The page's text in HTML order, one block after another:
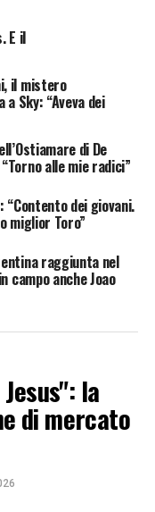
E il
il mistero
Sky: “Aveva dei
di De
alle mie radici”
dei giovani.
miglior Toro”
raggiunta nel
campo anche Joao
la
di mercato